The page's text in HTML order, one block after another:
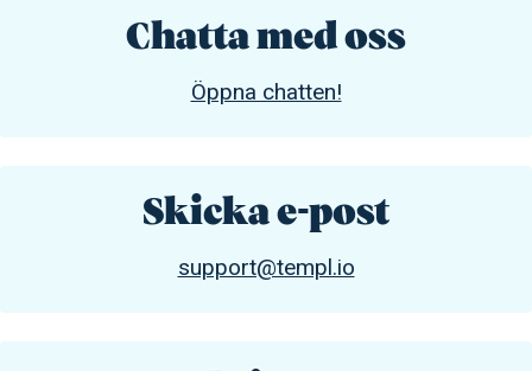
Chatta med oss
Öppna chatten!
Skicka e-post
support@templ.io